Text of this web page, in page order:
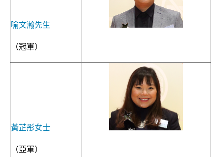
喻文瀚先生
（冠軍）
黃芷彤女士
（亞軍）